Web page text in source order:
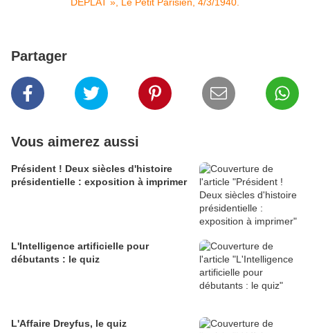
Partager
Vous aimerez aussi
Président ! Deux siècles d'histoire
présidentielle : exposition à imprimer
L'Intelligence artificielle pour
débutants : le quiz
L'Affaire Dreyfus, le quiz